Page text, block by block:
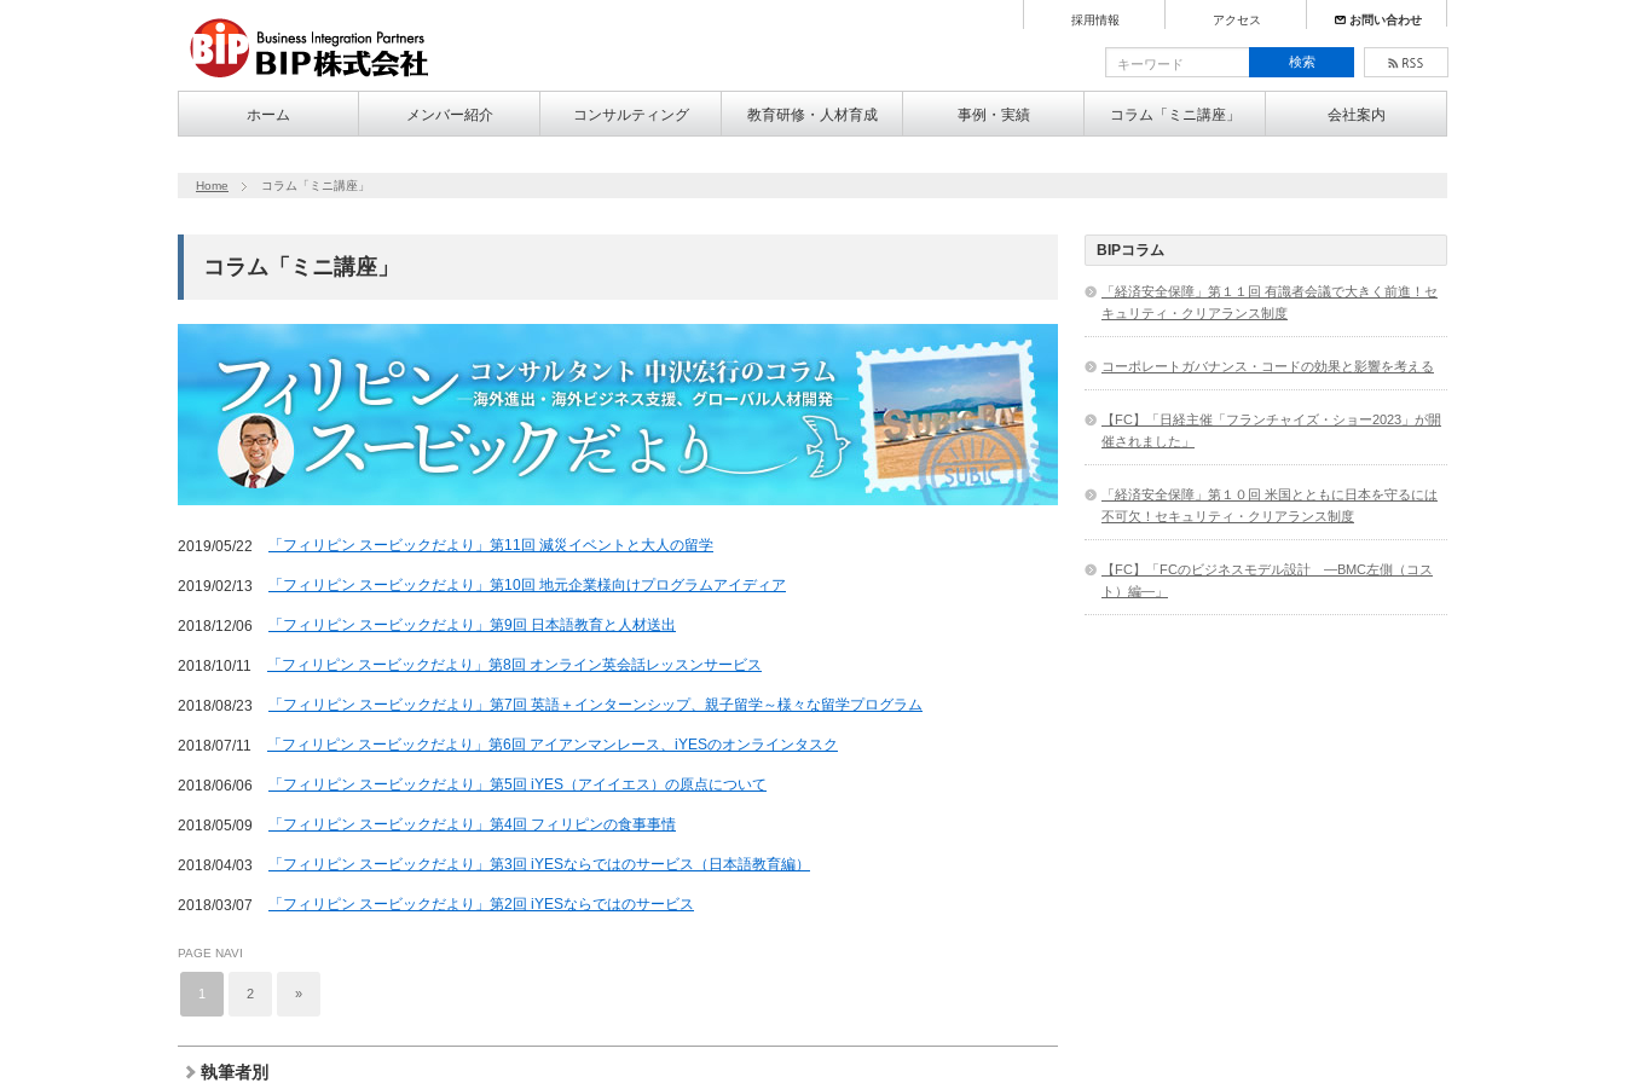
採用情報 アクセス お問い合わせ
ホーム メンバー紹介 コンサルティング 教育研修・人材育成 事例・実績 コラム「ミニ講座」 会社案内
Home コラム「ミニ講座」
コラム「ミニ講座」
2019/05/22 「フィリピン スービックだより」第11回 減災イベントと大人の留学
2019/02/13 「フィリピン スービックだより」第10回 地元企業様向けプログラムアイディア
2018/12/06 「フィリピン スービックだより」第9回 日本語教育と人材送出
2018/10/11 「フィリピン スービックだより」第8回 オンライン英会話レッスンサービス
2018/08/23 「フィリピン スービックだより」第7回 英語＋インターンシップ、親子留学～様々な留学プログラム
2018/07/11 「フィリピン スービックだより」第6回 アイアンマンレース、iYESのオンラインタスク
2018/06/06 「フィリピン スービックだより」第5回 iYES（アイイエス）の原点について
2018/05/09 「フィリピン スービックだより」第4回 フィリピンの食事事情
2018/04/03 「フィリピン スービックだより」第3回 iYESならではのサービス（日本語教育編）
2018/03/07 「フィリピン スービックだより」第2回 iYESならではのサービス
PAGE NAVI
1 2 »
執筆者別
BIPコラム
「経済安全保障」第１１回 有識者会議で大きく前進！セ
キュリティ・クリアランス制度
コーポレートガバナンス・コードの効果と影響を考える
【FC】「日経主催「フランチャイズ・ショー2023」が開
催されました」
「経済安全保障」第１０回 米国とともに日本を守るには
不可欠！セキュリティ・クリアランス制度
【FC】「FCのビジネスモデル設計 ―BMC左側（コス
ト）編―」